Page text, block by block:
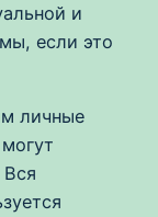
и
если это
личные
Вся